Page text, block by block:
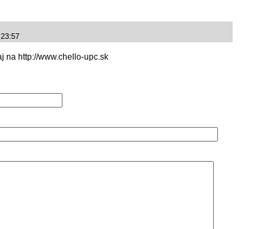
na http://www.chello-upc.sk